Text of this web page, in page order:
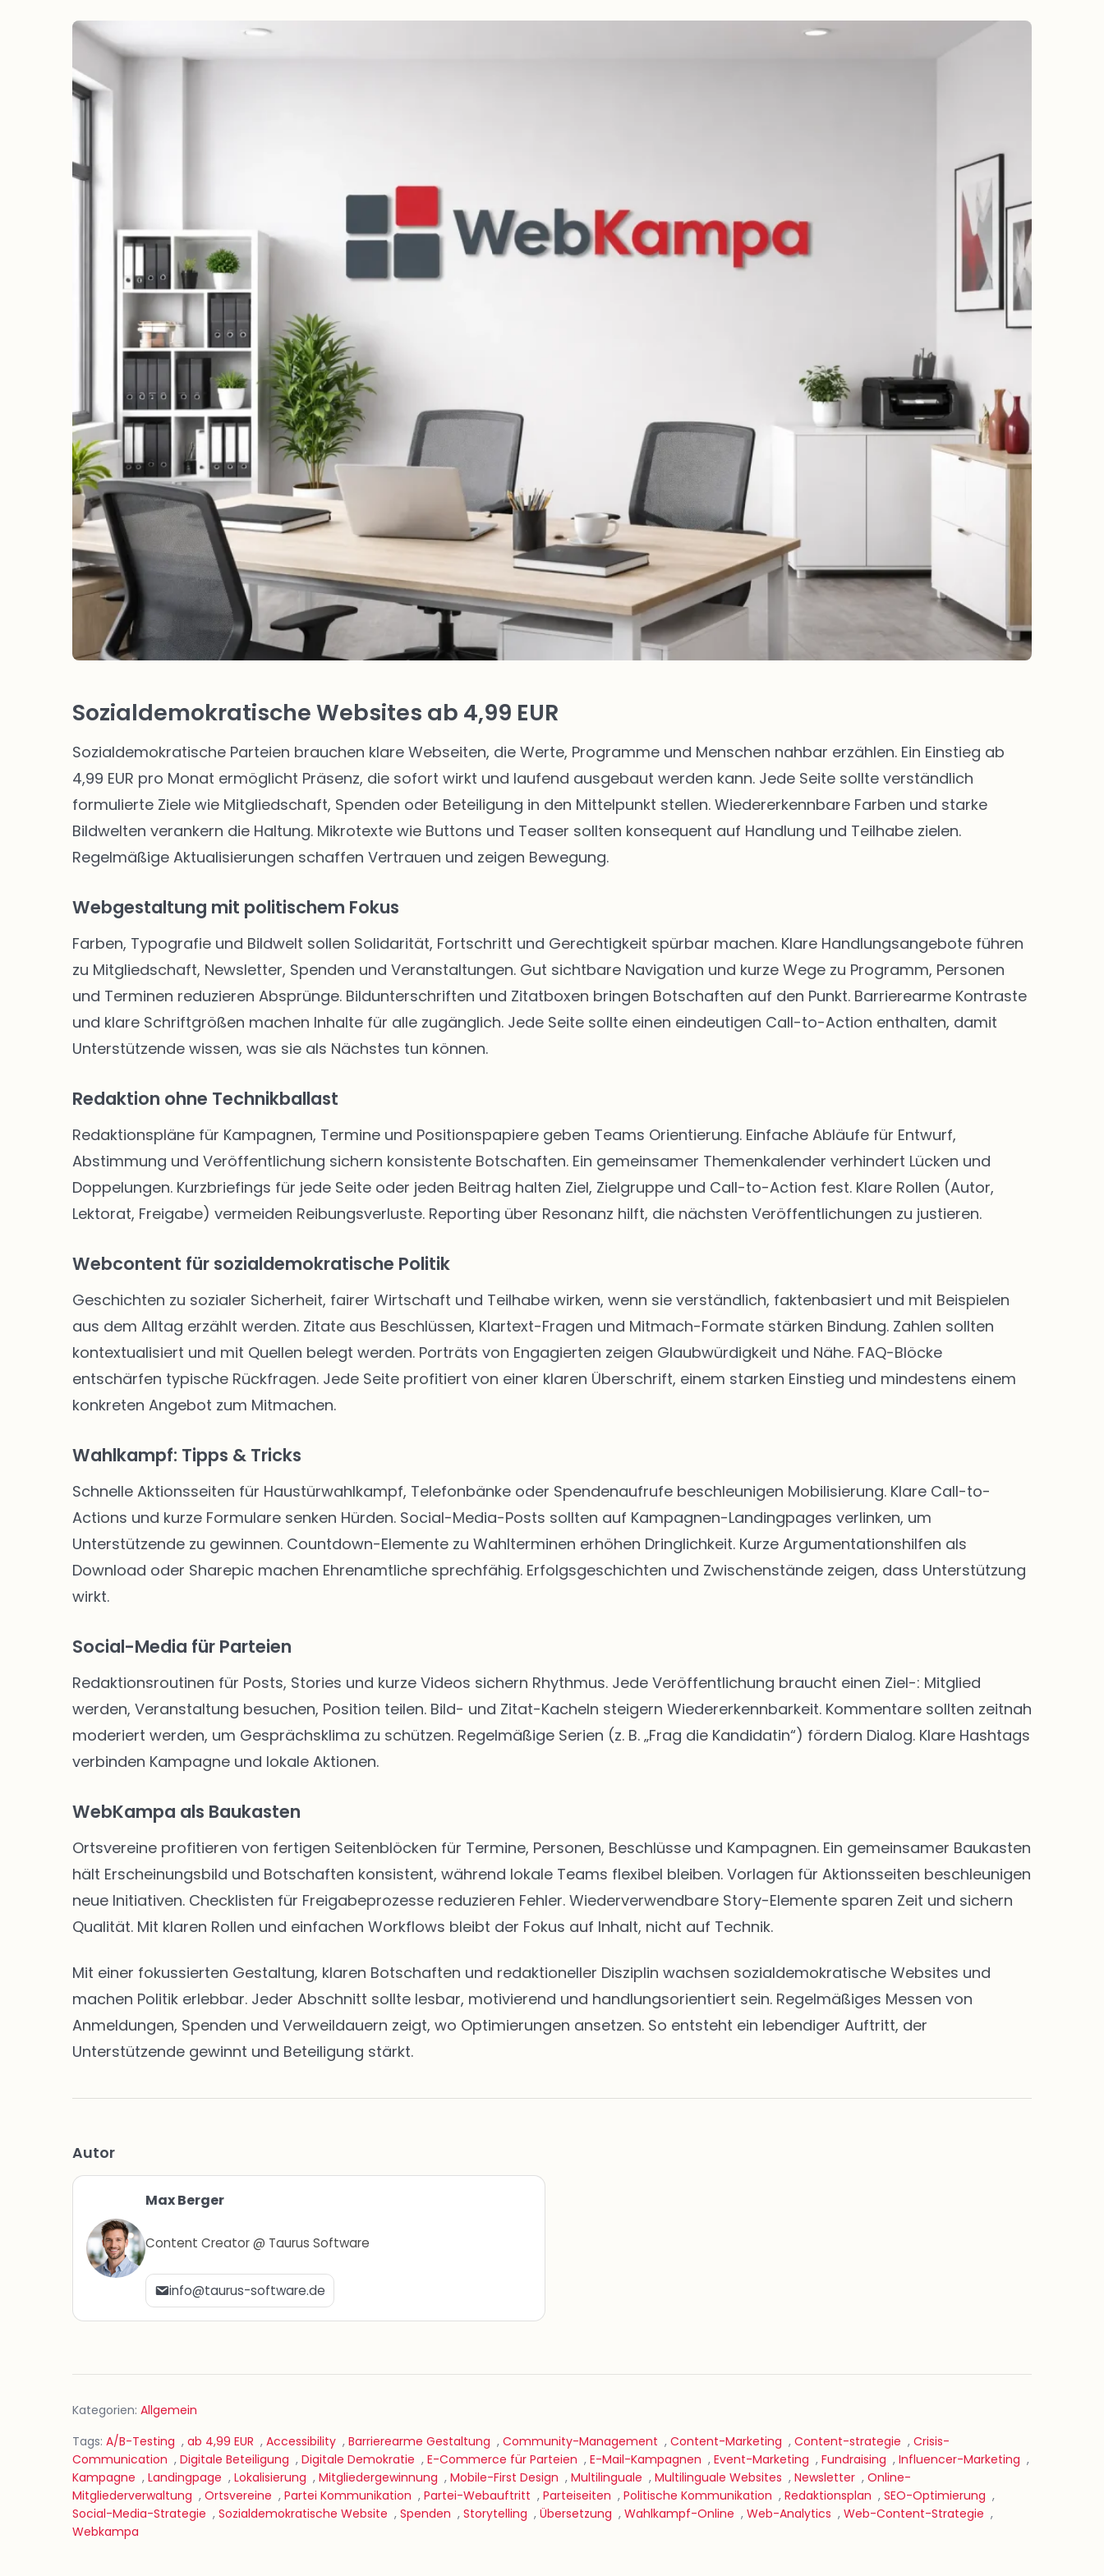
Wahlkampf auf Facebook
Reichweite & Community über
Sozialdemokratische Websites ab 4,99 EUR
Sozialdemokratische Parteien brauchen klare Webseiten, die Werte, Programme und Menschen nahbar erzählen. Ein Einstieg ab
4,99 EUR pro Monat ermöglicht Präsenz, die sofort wirkt und laufend ausgebaut werden kann. Jede Seite sollte verständlich
formulierte Ziele wie Mitgliedschaft, Spenden oder Beteiligung in den Mittelpunkt stellen. Wiedererkennbare Farben und starke
Bildwelten verankern die Haltung. Mikrotexte wie Buttons und Teaser sollten konsequent auf Handlung und Teilhabe zielen.
Regelmäßige Aktualisierungen schaffen Vertrauen und zeigen Bewegung.
Webgestaltung mit politischem Fokus
Farben, Typografie und Bildwelt sollen Solidarität, Fortschritt und Gerechtigkeit spürbar machen. Klare Handlungsangebote führen
zu Mitgliedschaft, Newsletter, Spenden und Veranstaltungen. Gut sichtbare Navigation und kurze Wege zu Programm, Personen
und Terminen reduzieren Absprünge. Bildunterschriften und Zitatboxen bringen Botschaften auf den Punkt. Barrierearme Kontraste
und klare Schriftgrößen machen Inhalte für alle zugänglich. Jede Seite sollte einen eindeutigen Call-to-Action enthalten, damit
Unterstützende wissen, was sie als Nächstes tun können.
Redaktion ohne Technikballast
Redaktionspläne für Kampagnen, Termine und Positionspapiere geben Teams Orientierung. Einfache Abläufe für Entwurf,
Abstimmung und Veröffentlichung sichern konsistente Botschaften. Ein gemeinsamer Themenkalender verhindert Lücken und
Doppelungen. Kurzbriefings für jede Seite oder jeden Beitrag halten Ziel, Zielgruppe und Call-to-Action fest. Klare Rollen (Autor,
Lektorat, Freigabe) vermeiden Reibungsverluste. Reporting über Resonanz hilft, die nächsten Veröffentlichungen zu justieren.
Webcontent für sozialdemokratische Politik
Geschichten zu sozialer Sicherheit, fairer Wirtschaft und Teilhabe wirken, wenn sie verständlich, faktenbasiert und mit Beispielen
aus dem Alltag erzählt werden. Zitate aus Beschlüssen, Klartext-Fragen und Mitmach-Formate stärken Bindung. Zahlen sollten
kontextualisiert und mit Quellen belegt werden. Porträts von Engagierten zeigen Glaubwürdigkeit und Nähe. FAQ-Blöcke
entschärfen typische Rückfragen. Jede Seite profitiert von einer klaren Überschrift, einem starken Einstieg und mindestens einem
konkreten Angebot zum Mitmachen.
Wahlkampf: Tipps & Tricks
Schnelle Aktionsseiten für Haustürwahlkampf, Telefonbänke oder Spendenaufrufe beschleunigen Mobilisierung. Klare Call-to-
Actions und kurze Formulare senken Hürden. Social-Media-Posts sollten auf Kampagnen-Landingpages verlinken, um
Unterstützende zu gewinnen. Countdown-Elemente zu Wahlterminen erhöhen Dringlichkeit. Kurze Argumentationshilfen als
Download oder Sharepic machen Ehrenamtliche sprechfähig. Erfolgsgeschichten und Zwischenstände zeigen, dass Unterstützung
wirkt.
Social-Media für Parteien
Redaktionsroutinen für Posts, Stories und kurze Videos sichern Rhythmus. Jede Veröffentlichung braucht einen Ziel-: Mitglied
werden, Veranstaltung besuchen, Position teilen. Bild- und Zitat-Kacheln steigern Wiedererkennbarkeit. Kommentare sollten zeitnah
moderiert werden, um Gesprächsklima zu schützen. Regelmäßige Serien (z. B. „Frag die Kandidatin“) fördern Dialog. Klare Hashtags
verbinden Kampagne und lokale Aktionen.
WebKampa als Baukasten
Ortsvereine profitieren von fertigen Seitenblöcken für Termine, Personen, Beschlüsse und Kampagnen. Ein gemeinsamer Baukasten
hält Erscheinungsbild und Botschaften konsistent, während lokale Teams flexibel bleiben. Vorlagen für Aktionsseiten beschleunigen
neue Initiativen. Checklisten für Freigabeprozesse reduzieren Fehler. Wiederverwendbare Story-Elemente sparen Zeit und sichern
Qualität. Mit klaren Rollen und einfachen Workflows bleibt der Fokus auf Inhalt, nicht auf Technik.
Mit einer fokussierten Gestaltung, klaren Botschaften und redaktioneller Disziplin wachsen sozialdemokratische Websites und
machen Politik erlebbar. Jeder Abschnitt sollte lesbar, motivierend und handlungsorientiert sein. Regelmäßiges Messen von
Anmeldungen, Spenden und Verweildauern zeigt, wo Optimierungen ansetzen. So entsteht ein lebendiger Auftritt, der
Unterstützende gewinnt und Beteiligung stärkt.
Autor
Max Berger
Content Creator @ Taurus Software
info@taurus-software.de
Kategorien: Allgemein
Tags: A/B-Testing , ab 4,99 EUR , Accessibility , Barrierearme Gestaltung , Community-Management , Content-Marketing , Content-strategie , Crisis-
Communication , Digitale Beteiligung , Digitale Demokratie , E-Commerce für Parteien , E-Mail-Kampagnen , Event-Marketing , Fundraising , Influencer-Marketing ,
Kampagne , Landingpage , Lokalisierung , Mitgliedergewinnung , Mobile-First Design , Multilinguale , Multilinguale Websites , Newsletter , Online-
Mitgliederverwaltung , Ortsvereine , Partei Kommunikation , Partei-Webauftritt , Parteiseiten , Politische Kommunikation , Redaktionsplan , SEO-Optimierung ,
Social-Media-Strategie , Sozialdemokratische Website , Spenden , Storytelling , Übersetzung , Wahlkampf-Online , Web-Analytics , Web-Content-Strategie ,
Webkampa